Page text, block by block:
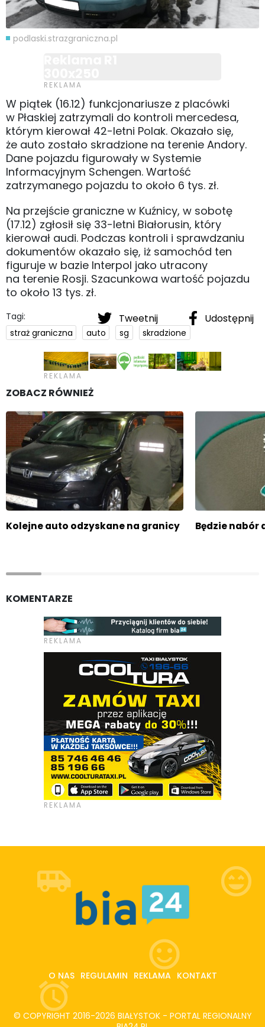
podlaski.strazgraniczna.pl
W piątek (16.12) funkcjonariusze z placówki
w Płaskiej zatrzymali do kontroli mercedesa,
którym kierował 42-letni Polak. Okazało się,
że auto zostało skradzione na terenie Andory.
Dane pojazdu figurowały w Systemie
Informacyjnym Schengen. Wartość
zatrzymanego pojazdu to około 6 tys. zł.
Na przejście graniczne w Kuźnicy, w sobotę
(17.12) zgłosił się 33-letni Białorusin, który
kierował audi. Podczas kontroli i sprawdzaniu
dokumentów okazało się, iż samochód ten
figuruje w bazie Interpol jako utracony
na terenie Rosji. Szacunkowa wartość pojazdu
to około 13 tys. zł.
Tweetnij Udostępnij
Tagi:
straż graniczna
auto sg skradzione
ZOBACZ RÓWNIEŻ
Kolejne auto odzyskane na granicy Będzie nabór
KOMENTARZE
O NAS REGULAMIN REKLAMA KONTAKT
© COPYRIGHT 2016-2026 BIAŁYSTOK - PORTAL REGIONALNY